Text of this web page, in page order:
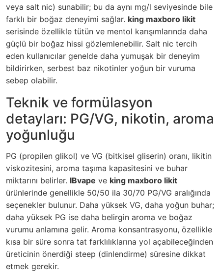
veya salt nic) sunabilir; bu da aynı mg/l seviyesinde bile
farklı bir boğaz deneyimi sağlar. king maxboro likit
serisinde özellikle tütün ve mentol karışımlarında daha
güçlü bir boğaz hissi gözlemlenebilir. Salt nic tercih
eden kullanıcılar genelde daha yumuşak bir deneyim
bildirirken, serbest baz nikotinler yoğun bir vuruma
sebep olabilir.
Teknik ve formülasyon
detayları: PG/VG, nikotin, aroma
yoğunluğu
PG (propilen glikol) ve VG (bitkisel gliserin) oranı, likitin
viskozitesini, aroma taşıma kapasitesini ve buhar
miktarını belirler. IBvape ve king maxboro likit
ürünlerinde genellikle 50/50 ila 30/70 PG/VG aralığında
seçenekler bulunur. Daha yüksek VG, daha yoğun buhar;
daha yüksek PG ise daha belirgin aroma ve boğaz
vurumu anlamına gelir. Aroma konsantrasyonu, özellikle
kısa bir süre sonra tat farklılıklarına yol açabileceğinden
üreticinin önerdiği steep (dinlendirme) süresine dikkat
etmek gerekir.